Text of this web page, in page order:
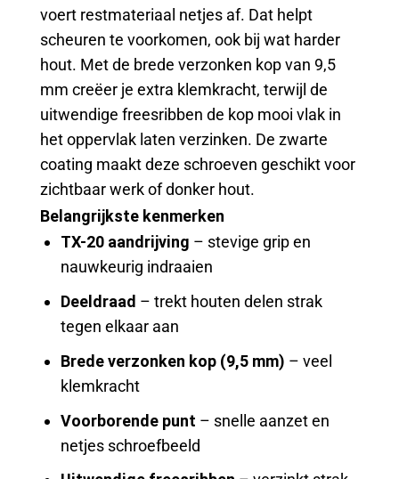
voert restmateriaal netjes af. Dat helpt
scheuren te voorkomen, ook bij wat harder
hout. Met de brede verzonken kop van 9,5
mm creëer je extra klemkracht, terwijl de
uitwendige freesribben de kop mooi vlak in
het oppervlak laten verzinken. De zwarte
coating maakt deze schroeven geschikt voor
zichtbaar werk of donker hout.
Belangrijkste kenmerken
TX-20 aandrijving – stevige grip en
nauwkeurig indraaien
Deeldraad – trekt houten delen strak
tegen elkaar aan
Brede verzonken kop (9,5 mm) – veel
klemkracht
Voorborende punt – snelle aanzet en
netjes schroefbeeld